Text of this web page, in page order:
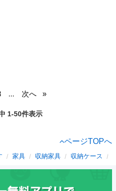
... 次へ
1-50件表示
ページTOPへ
家具 収納家具 収納ケース